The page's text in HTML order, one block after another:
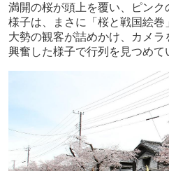
満開の桜が頭上を覆い、ピンク
様子は、まさに「桜と戦国絵
大勢の観客が詰めかけ、カメ
興奮した様子で行列を見つめて